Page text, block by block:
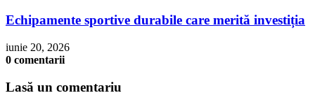
Echipamente sportive durabile care merită investiția
iunie 20, 2026
0 comentarii
Lasă un comentariu